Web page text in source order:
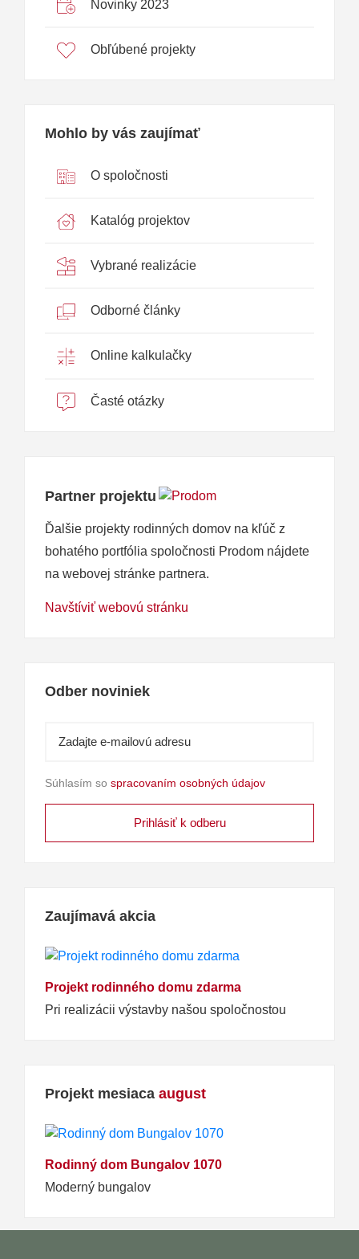
Novinky 2023
Obľúbené projekty
Mohlo by vás zaujímať
O spoločnosti
Katalóg projektov
Vybrané realizácie
Odborné články
Online kalkulačky
Časté otázky
Partner projektu
Ďalšie projekty rodinných domov na kľúč z
bohatého portfólia spoločnosti Prodom nájdete
na webovej stránke partnera.
Navštíviť webovú stránku
Odber noviniek
Súhlasím so spracovaním osobných údajov
Zaujímavá akcia
Projekt rodinného domu zdarma
Pri realizácii výstavby našou spoločnostou
Projekt mesiaca august
Rodinný dom Bungalov 1070
Moderný bungalov